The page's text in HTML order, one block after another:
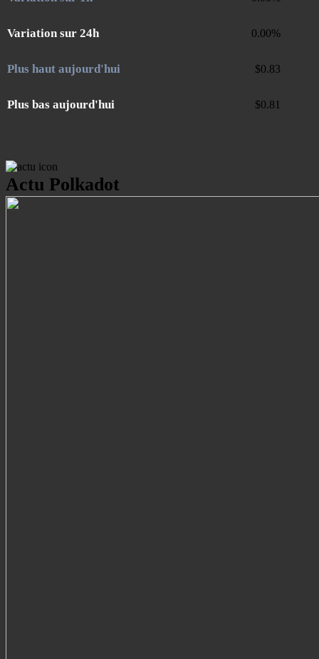
Variation sur 24h 0.00%
Plus haut aujourd'hui $0.83
Plus bas aujourd'hui $0.81
Actu Polkadot